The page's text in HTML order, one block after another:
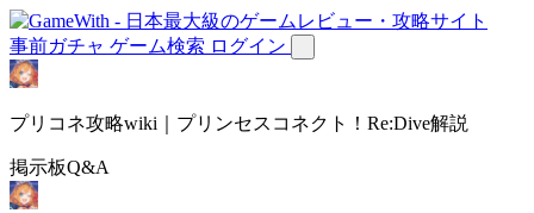
事前ガチャ ゲーム検索 ログイン
プリコネ攻略wiki｜プリンセスコネクト！Re:Dive解説
掲示板Q&A